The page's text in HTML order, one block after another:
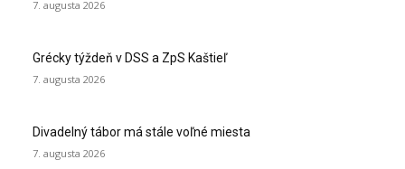
7. augusta 2026
Grécky týždeň v DSS a ZpS Kaštieľ
7. augusta 2026
Divadelný tábor má stále voľné miesta
7. augusta 2026